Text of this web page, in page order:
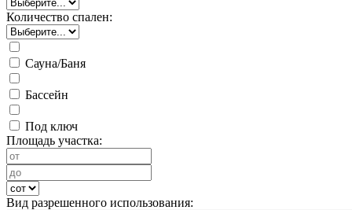
Количество спален:
Сауна/Баня
Бассейн
Под ключ
Площадь участка:
Вид разрешенного использования: